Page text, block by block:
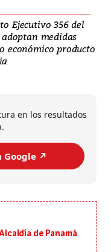
Ejecutivo 356 del
medidas
producto
en los resultados
Google ↗️
de Panamá